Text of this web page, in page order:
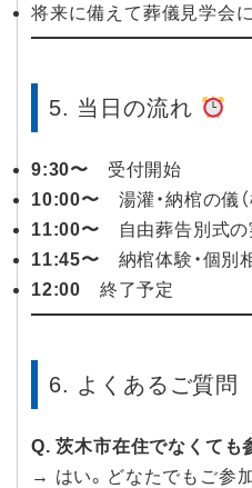
将来に備えて葬儀見学会
5. 当日の流れ
9:30〜 受付開始
10:00〜 湯灌・納棺の儀（
11:00〜 自由葬告別式の
11:45〜 納棺体験・個別
12:00 終了予定
6. よくあるご質問
Q. 茨木市在住でなくても
→ はい。どなたでもご参